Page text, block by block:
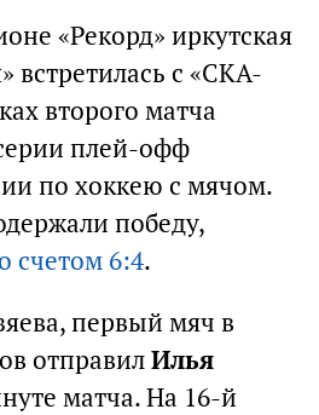
«Рекорд» иркутская
встретилась с «СКА-
второго матча
плей-офф
по хоккею с мячом.
победу,
счетом 6:4.
первый мяч в
отправилИлья
матча. На 16-й